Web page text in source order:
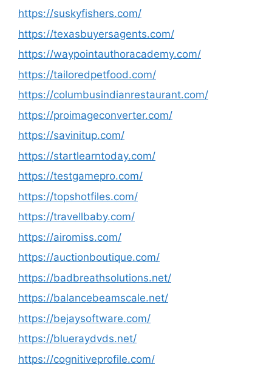
https://suskyfishers.com/
https://texasbuyersagents.com/
https://waypointauthoracademy.com/
https://tailoredpetfood.com/
https://columbusindianrestaurant.com/
https://proimageconverter.com/
https://savinitup.com/
https://startlearntoday.com/
https://testgamepro.com/
https://topshotfiles.com/
https://travellbaby.com/
https://airomiss.com/
https://auctionboutique.com/
https://badbreathsolutions.net/
https://balancebeamscale.net/
https://bejaysoftware.com/
https://blueraydvds.net/
https://cognitiveprofile.com/